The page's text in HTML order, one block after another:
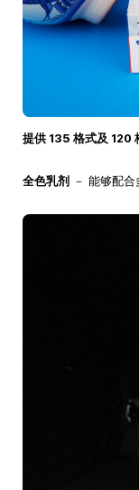
提供 135 格式及 120
全色乳剂 － 能够配合